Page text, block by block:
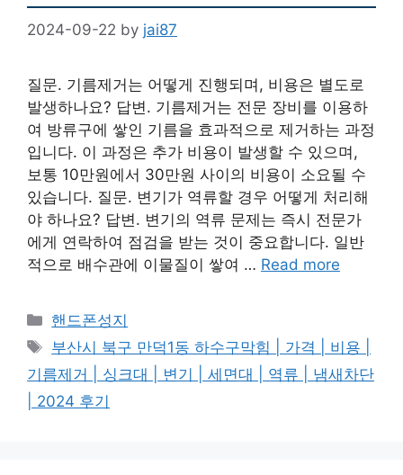
2024-09-22 by jai87
질문. 기름제거는 어떻게 진행되며, 비용은 별도로
발생하나요? 답변. 기름제거는 전문 장비를 이용하
여 방류구에 쌓인 기름을 효과적으로 제거하는 과정
입니다. 이 과정은 추가 비용이 발생할 수 있으며,
보통 10만원에서 30만원 사이의 비용이 소요될 수
있습니다. 질문. 변기가 역류할 경우 어떻게 처리해
야 하나요? 답변. 변기의 역류 문제는 즉시 전문가
에게 연락하여 점검을 받는 것이 중요합니다. 일반
적으로 배수관에 이물질이 쌓여 … Read more
Categories
핸드폰성지
Tags
부산시 북구 만덕1동 하수구막힘 | 가격 | 비용 |
기름제거 | 싱크대 | 변기 | 세면대 | 역류 | 냄새차단
| 2024 후기